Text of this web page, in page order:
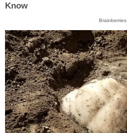
Know
Brainberries